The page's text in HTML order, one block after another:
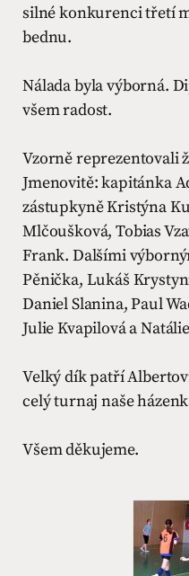
silné konkurenci třetí
bednu.
Nálada byla výborná.
všem radost.
Vzorně reprezentovali
Jmenovitě: kapitánka
zástupkyně Kristýna
Mlčoušková, Tobias
Frank. Dalšími
Pěnička, Lukáš
Daniel Slanina, Paul
Julie Kvapilová a
Velký dík patří
celý turnaj naše
Všem děkujeme.